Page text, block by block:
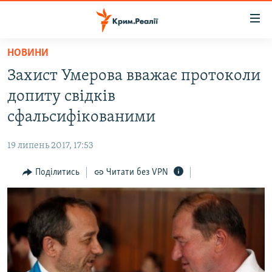
Перейти
основного
матеріалу
Перейти
до
основної
Перейти
до
ВІДЕО ТА ФОТО
БЛОГИ
ПОГЛЯД
ІНТЕРВ'Ю
ВСЕ ЗА ДЕНЬ
СПЕЦПРОЕКТИ
ДЕПОРТАЦІЯ
ЯК ОБІЙТИ БЛОКУВАННЯ
НОВИНИ
Захист Умерова вважає протоколи
допиту свідків
сфальсифікованими
19 липень 2017, 17:53
Поділитись Читати без VPN